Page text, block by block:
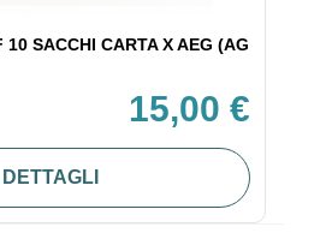
10 SACCHI CARTA X AEG (AG
15,00 €
DETTAGLI